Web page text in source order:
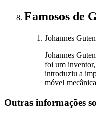
Famosos de
Johannes
Johannes
foi um
introduziu a
móvel
Outras informações